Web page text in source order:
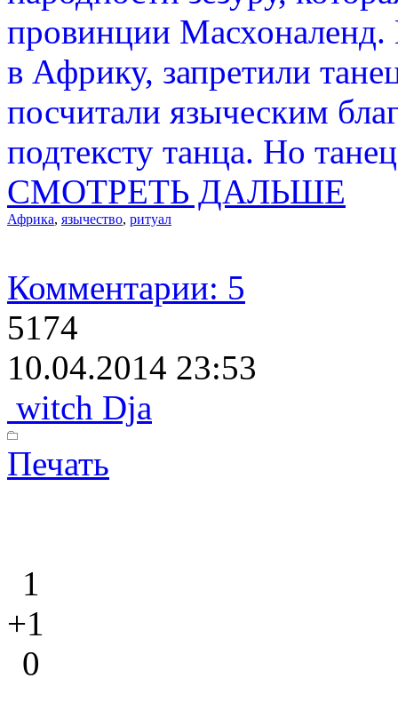
провинции
в Африку, запретили
посчитали языческим
подтексту танца. Но
СМОТРЕТЬ ДАЛЬШЕ
Африка, язычество, ритуал
Комментарии: 5
5174
10.04.2014 23:53
witch Dja
Печать
1
+1
0